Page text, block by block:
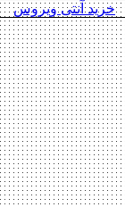
آنتی ویروس